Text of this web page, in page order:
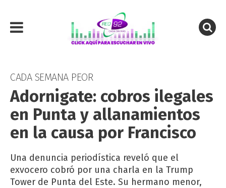
CADA SEMANA PEOR
Adornigate: cobros ilegales
en Punta y allanamientos
en la causa por Francisco
Una denuncia periodística reveló que el
exvocero cobró por una charla en la Trump
Tower de Punta del Este. Su hermano menor,